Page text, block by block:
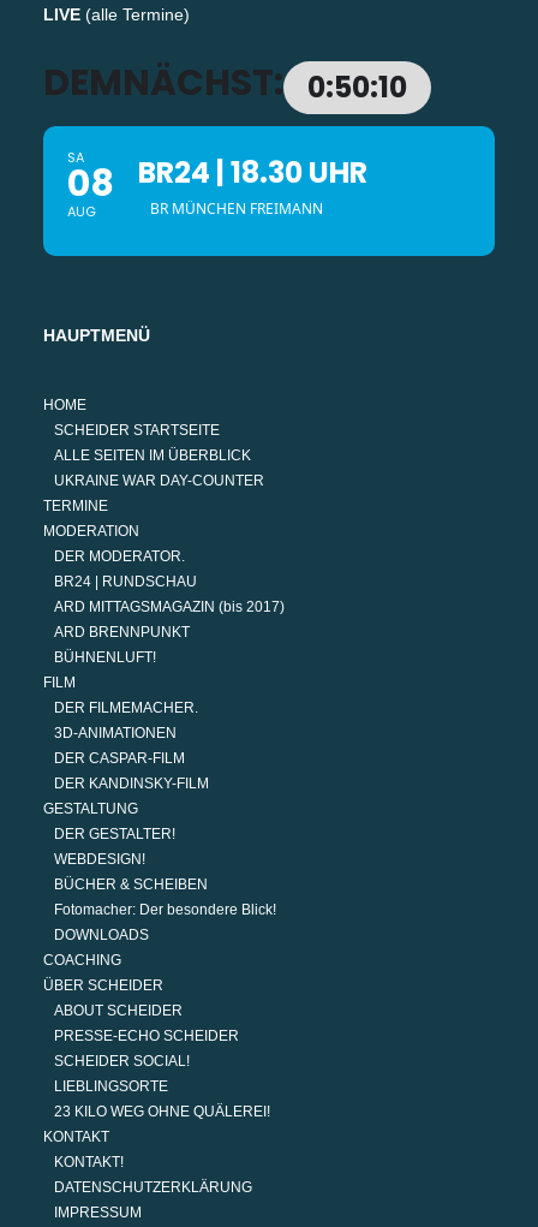
LIVE (alle Termine)
DEMNÄCHST: 0:50:09
SA
08
AUG
BR24 | 18.30 UHR
BR MÜNCHEN FREIMANN
HAUPTMENÜ
HOME
SCHEIDER STARTSEITE
ALLE SEITEN IM ÜBERBLICK
UKRAINE WAR DAY-COUNTER
TERMINE
MODERATION
DER MODERATOR.
BR24 | RUNDSCHAU
ARD MITTAGSMAGAZIN (bis 2017)
ARD BRENNPUNKT
BÜHNENLUFT!
FILM
DER FILMEMACHER.
3D-ANIMATIONEN
DER CASPAR-FILM
DER KANDINSKY-FILM
GESTALTUNG
DER GESTALTER!
WEBDESIGN!
BÜCHER & SCHEIBEN
Fotomacher: Der besondere Blick!
DOWNLOADS
COACHING
ÜBER SCHEIDER
ABOUT SCHEIDER
PRESSE-ECHO SCHEIDER
SCHEIDER SOCIAL!
LIEBLINGSORTE
23 KILO WEG OHNE QUÄLEREI!
KONTAKT
KONTAKT!
DATENSCHUTZERKLÄRUNG
IMPRESSUM